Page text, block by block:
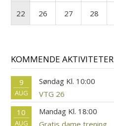
22 26 27 28
KOMMENDE AKTIVITETER
9
AUG
Søndag Kl. 10:00
VTG 26
10
AUG
Mandag Kl. 18:00
Gratis dame trening